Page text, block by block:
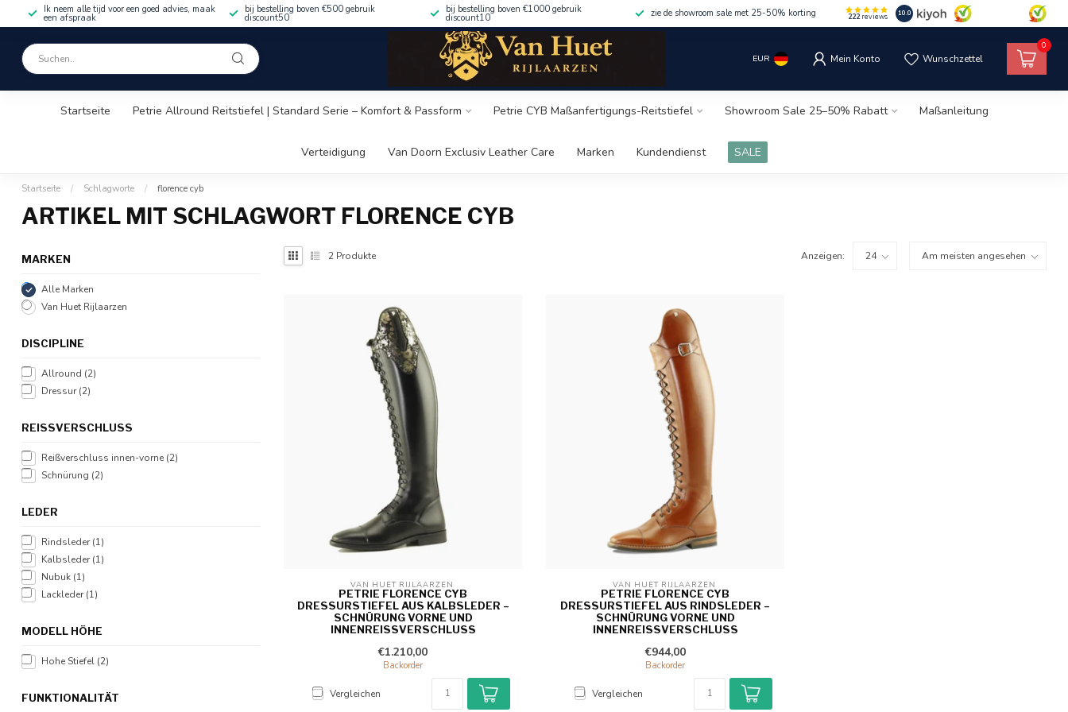
Ik neem alle tijd voor een goed advies, maak
een afspraak
bij bestelling boven €500 gebruik
discount50
bij bestelling boven €1000 gebruik
discount10 zie de showroom sale met 25-50% korting 222reviews 10.0
EUR Mein Konto Wunschzettel
0
Startseite Petrie Allround Reitstiefel | Standard Serie – Komfort & Passform Petrie CYB Maßanfertigungs-Reitstiefel Showroom Sale 25–50% Rabatt Maßanleitung
Verteidigung Van Doorn Exclusiv Leather Care Marken Kundendienst SALE
Startseite / Schlagworte / florence cyb
ARTIKEL MIT SCHLAGWORT FLORENCE CYB
MARKEN
Alle Marken
Van Huet Rijlaarzen
DISCIPLINE
Allround (2)
Dressur(2)
REISSVERSCHLUSS
Reißverschluss innen-vorne (2)
Schnürung (2)
LEDER
Rindsleder(1)
Kalbsleder(1)
Nubuk (1)
Lackleder(1)
MODELL HÖHE
Hohe Stiefel (2)
FUNKTIONALITÄT
2 Produkte Anzeigen:
VAN HUET RIJLAARZEN
PETRIE FLORENCE CYB
DRESSURSTIEFEL AUS KALBSLEDER –
SCHNÜRUNG VORNE UND
INNENREISSVERSCHLUSS
€1.210,00
Backorder
Vergleichen
VAN HUET RIJLAARZEN
PETRIE FLORENCE CYB
DRESSURSTIEFEL AUS RINDSLEDER –
SCHNÜRUNG VORNE UND
INNENREISSVERSCHLUSS
€944,00
Backorder
Vergleichen